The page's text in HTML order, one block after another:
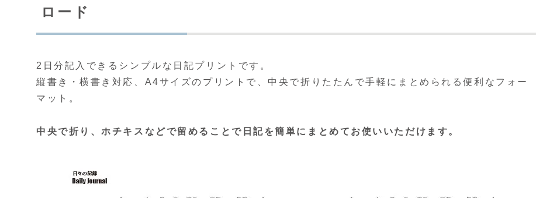
ロード
2日分記入できるシンプルな日記プリントです。
縦書き・横書き対応、A4サイズのプリントで、中央で折りたたんで手軽にまとめられる便利なフォー
マット。
中央で折り、ホチキスなどで留めることで日記を簡単にまとめてお使いいただけます。